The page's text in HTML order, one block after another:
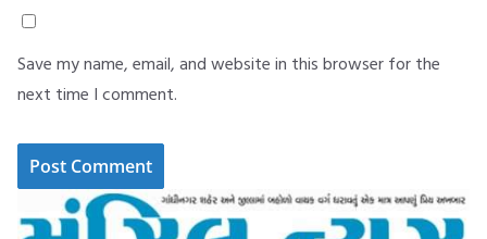
Save my name, email, and website in this browser for the
next time I comment.